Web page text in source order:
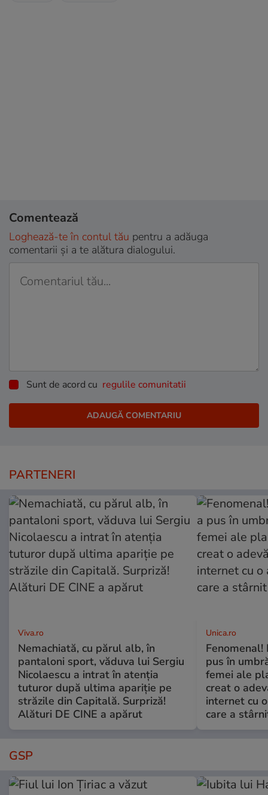
Comentează
Loghează-te în contul tău pentru a adăuga
comentarii și a te alătura dialogului.
Sunt de acord cu regulile comunitatii
PARTENERI
Viva.ro
Nemachiată, cu părul alb, în
pantaloni sport, văduva lui Sergiu
Nicolaescu a intrat în atenția
tuturor după ultima apariție pe
străzile din Capitală. Surpriză!
Alături DE CINE a apărut
Unica.ro
pus în
femei ale
creat o
internet cu
care a
GSP